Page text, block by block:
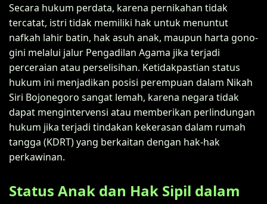
Secara hukum perdata, karena pernikahan tidak
tercatat, istri tidak memiliki hak untuk menuntut
nafkah lahir batin, hak asuh anak, maupun harta gono-
gini melalui jalur Pengadilan Agama jika terjadi
perceraian atau perselisihan. Ketidakpastian status
hukum ini menjadikan posisi perempuan dalam Nikah
Siri Bojonegoro sangat lemah, karena negara tidak
dapat mengintervensi atau memberikan perlindungan
hukum jika terjadi tindakan kekerasan dalam rumah
tangga (KDRT) yang berkaitan dengan hak-hak
perkawinan.
Status Anak dan Hak Sipil dalam